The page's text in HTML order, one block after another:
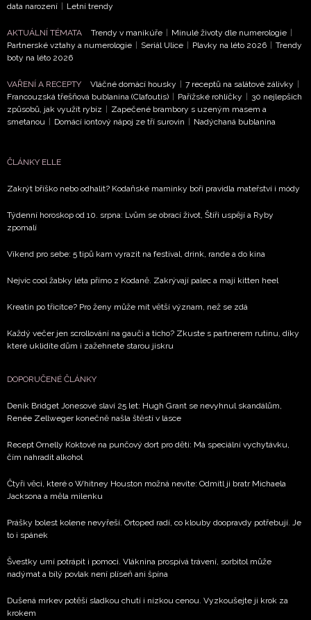
data narození
Letní trendy
AKTUÁLNÍ TÉMATA Trendy v manikúře Minulé životy dle numerologie
Partnerské vztahy a numerologie
Seriál Ulice Plavky na léto 2026
Trendy
boty na léto 2026
VAŘENÍ A RECEPTY Vláčné domácí housky 7 receptů na salátové zálivky
Francouzská třešňová bublanina (Clafoutis)
Pařížské rohlíčky
30 nejlepších
způsobů, jak využít rybíz
Zapečené brambory s uzeným masem a
smetanou
Domácí iontový nápoj ze tří surovin Nadýchaná bublanina
ČLÁNKY ELLE
Zakrýt bříško nebo odhalit? Kodaňské maminky boří pravidla mateřství i módy
Týdenní horoskop od 10. srpna: Lvům se obrací život, Štíři uspějí a Ryby
zpomalí
Víkend pro sebe: 5 tipů kam vyrazit na festival, drink, rande a do kina
Nejvíc cool žabky léta přímo z Kodaně. Zakrývají palec a mají kitten heel
Kreatin po třicítce? Pro ženy může mít větší význam, než se zdá
Každý večer jen scrollování na gauči a ticho? Zkuste s partnerem rutinu, díky
které uklidíte dům i zažehnete starou jiskru
DOPORUČENÉ ČLÁNKY
Deník Bridget Jonesové slaví 25 let: Hugh Grant se nevyhnul skandálům,
Renée Zellweger konečně našla štěstí v lásce
Recept Ornelly Koktové na punčový dort pro děti: Má speciální vychytávku,
čím nahradit alkohol
Čtyři věci, které o Whitney Houston možná nevíte: Odmítl ji bratr Michaela
Jacksona a měla milenku
Prášky bolest kolene nevyřeší. Ortoped radí, co klouby doopravdy potřebují. Je
to i spánek
Švestky umí potrápit i pomoci. Vláknina prospívá trávení, sorbitol může
nadýmat a bílý povlak není plíseň ani špína
Dušená mrkev potěší sladkou chutí i nízkou cenou. Vyzkoušejte ji krok za
krokem